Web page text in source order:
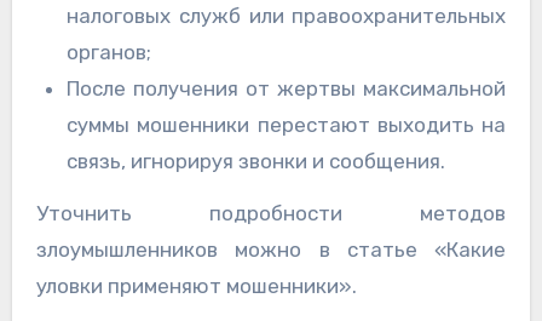
налоговых служб или правоохранительных
органов;
После получения от жертвы максимальной
суммы мошенники перестают выходить на
связь, игнорируя звонки и сообщения.
Уточнить подробности методов
злоумышленников можно в статье «Какие
уловки применяют мошенники».